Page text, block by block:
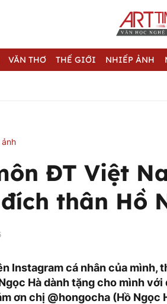
VĂN THƠ THẾ GIỚI NHIẾP ẢNH
ĐT Việt
thân Hồ
Instagram cá nhân của mình,
Hà dành tặng cho mình
ơn chị @hongocha (Hồ